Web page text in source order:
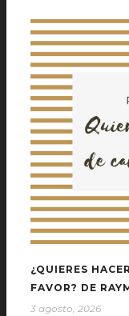
¿QUIERES
FAVOR? DE
3 agosto, 2026